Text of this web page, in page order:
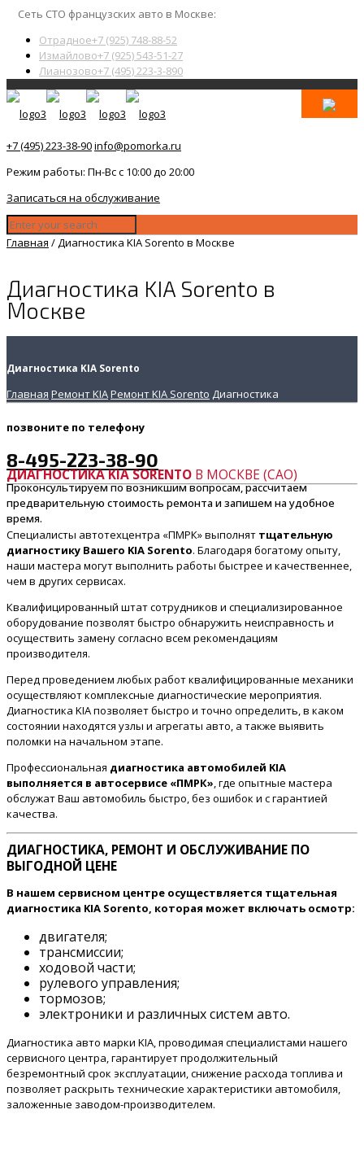
Сеть СТО французских авто в Москве:
Отрадное+7 (925) 748-88-52
Измайлово+7 (925) 543-51-27
Лианозово+7 (495) 223-3-890
+7 (495) 223-38-90info@pomorka.ru
Режим работы: Пн-Вс с 10:00 до 20:00
Записаться на обслуживание
Главная /Диагностика KIA Sorento в Москве
Диагностика KIA Sorento в
Москве
Диагностика KIA Sorento
Главная Ремонт KIAРемонт KIA Sorento Диагностика
позвоните по телефону
8-495-223-38-90
Проконсультируем по возникшим вопросам, рассчитаем
предварительную стоимость ремонта и запишем на удобное
время.
ДИАГНОСТИКА KIA SORENTO В МОСКВЕ (САО)
Специалисты автотехцентра «ПМРК» выполнят тщательную
диагностику Вашего KIA Sorento. Благодаря богатому опыту,
наши мастера могут выполнить работы быстрее и качественнее,
чем в других сервисах.
Квалифицированный штат сотрудников и специализированное
оборудование позволят быстро обнаружить неисправность и
осуществить замену согласно всем рекомендациям
производителя.
Перед проведением любых работ квалифицированные механики
осуществляют комплексные диагностические мероприятия.
Диагностика KIA позволяет быстро и точно определить, в каком
состоянии находятся узлы и агрегаты авто, а также выявить
поломки на начальном этапе.
Профессиональная диагностика автомобилей KIA
выполняется в автосервисе «ПМРК», где опытные мастера
обслужат Ваш автомобиль быстро, без ошибок и с гарантией
качества.
ДИАГНОСТИКА, РЕМОНТ И ОБСЛУЖИВАНИЕ ПО
ВЫГОДНОЙ ЦЕНЕ
В нашем сервисном центре осуществляется тщательная
диагностика KIA Sorento, которая может включать осмотр:
двигателя;
трансмиссии;
ходовой части;
рулевого управления;
тормозов;
электроники и различных систем авто.
Диагностика авто марки KIA, проводимая специалистами нашего
сервисного центра, гарантирует продолжительный
безремонтный срок эксплуатации, снижение расхода топлива и
позволяет раскрыть технические характеристики автомобиля,
заложенные заводом-производителем.